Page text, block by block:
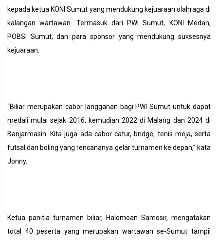
kepada ketua KONI Sumut yang mendukung kejuaraan olahraga di
kalangan wartawan. Termasuk dari PWI Sumut, KONI Medan,
POBSI Sumut, dan para sponsor yang mendukung suksesnya
kejuaraan.
“Biliar merupakan cabor langganan bagi PWI Sumut untuk dapat
medali mulai sejak 2016, kemudian 2022 di Malang dan 2024 di
Banjarmasin. Kita juga ada cabor catur, bridge, tenis meja, serta
futsal dan boling yang rencananya gelar turnamen ke depan,” kata
Jonny.
Ketua panitia turnamen biliar, Halomoan Samosir, mengatakan
total 40 peserta yang merupakan wartawan se-Sumut tampil